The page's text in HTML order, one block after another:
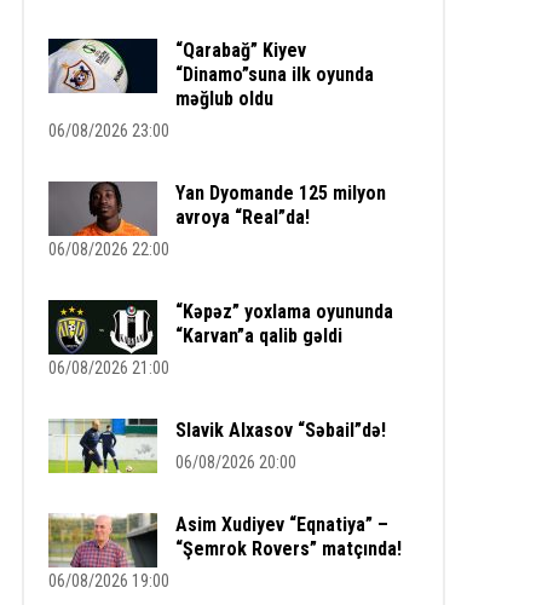
“Qarabağ” Kiyev
“Dinamo”suna ilk oyunda
məğlub oldu
06/08/2026 23:00
Yan Dyomande 125 milyon
avroya “Real”da!
06/08/2026 22:00
“Kəpəz” yoxlama oyununda
“Karvan”a qalib gəldi
06/08/2026 21:00
Slavik Alxasov “Səbail”də!
06/08/2026 20:00
Asim Xudiyev “Eqnatiya” –
“Şemrok Rovers” matçında!
06/08/2026 19:00